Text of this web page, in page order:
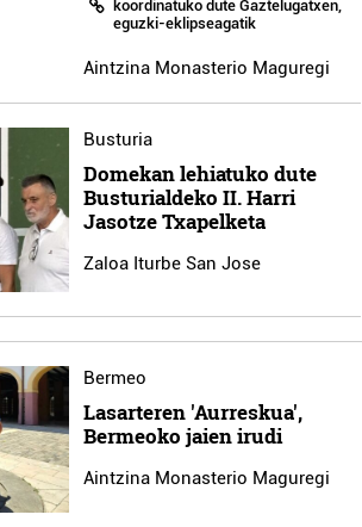
koordinatuko dute Gaztelugatxen,
eguzki-eklipseagatik
Aintzina Monasterio Maguregi
Busturia
Domekan lehiatuko dute
Busturialdeko II. Harri
Jasotze Txapelketa
Zaloa Iturbe San Jose
Bermeo
Lasarteren 'Aurreskua',
Bermeoko jaien irudi
Aintzina Monasterio Maguregi